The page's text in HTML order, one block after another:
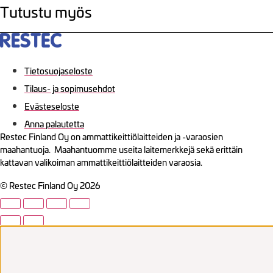
Tutustu myös
Tietosuojaseloste
Tilaus- ja sopimusehdot
Evästeseloste
Anna palautetta
Restec Finland Oy on ammattikeittiölaitteiden ja -varaosien
maahantuoja. Maahantuomme useita laitemerkkejä sekä erittäin
kattavan valikoiman ammattikeittiölaitteiden varaosia.
© Restec Finland Oy 2026